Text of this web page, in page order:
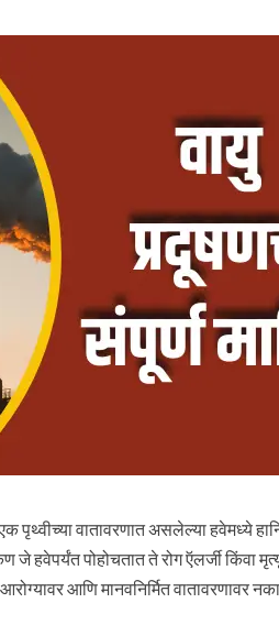
वातावरणात असलेल्या हवेमध्ये
पोहोचतात ते रोग ऍलर्जी किंवा
आणि मानवनिर्मित वातावरणावर